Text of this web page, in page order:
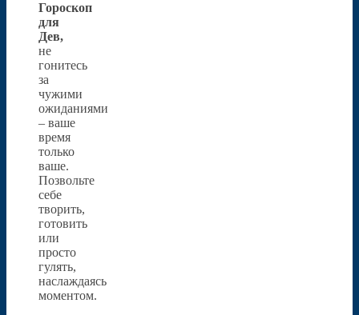
Гороскоп
для
Дев,
не
гонитесь
за
чужими
ожиданиями
– ваше
время
только
ваше.
Позвольте
себе
творить,
готовить
или
просто
гулять,
наслаждаясь
моментом.